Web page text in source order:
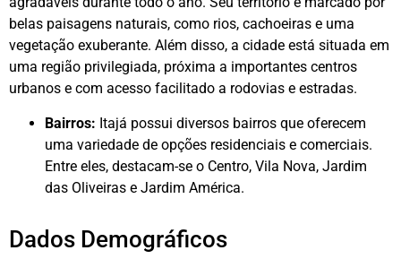
belas paisagens naturais, como rios, cachoeiras e uma
vegetação exuberante. Além disso, a cidade está situada em
uma região privilegiada, próxima a importantes centros
urbanos e com acesso facilitado a rodovias e estradas.
Bairros: Itajá possui diversos bairros que oferecem
uma variedade de opções residenciais e comerciais.
Entre eles, destacam-se o Centro, Vila Nova, Jardim
das Oliveiras e Jardim América.
Dados Demográficos